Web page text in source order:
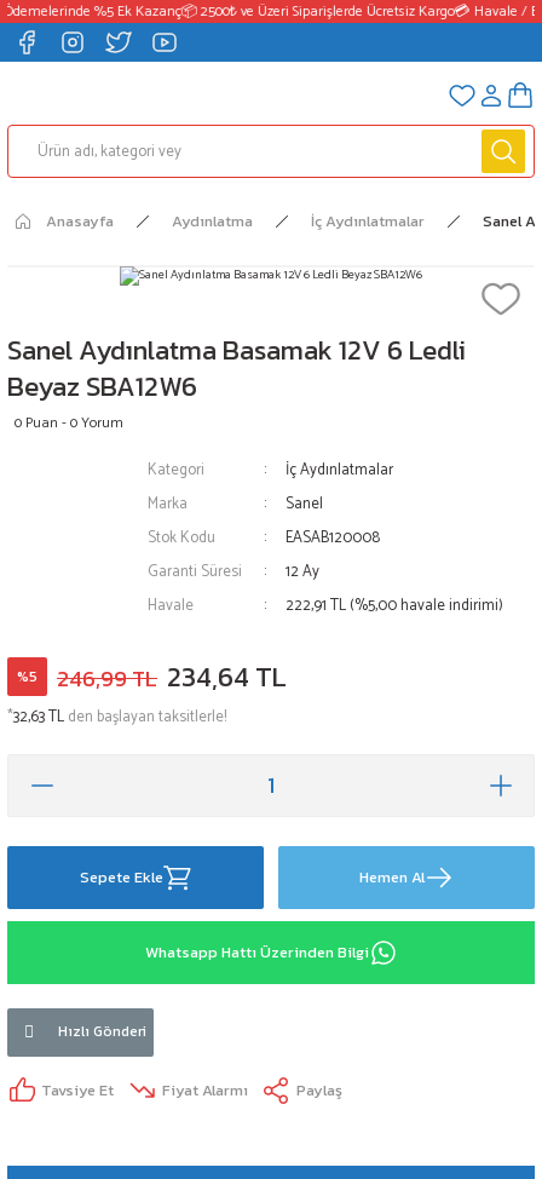
%5 Ek Kazanç📦 2500₺ ve Üzeri Siparişlerde Ücretsiz Kargo💳 Havale /
Anasayfa Aydınlatma İç Aydınlatmalar Sanel
Sanel Aydınlatma Basamak 12V 6 Ledli
Beyaz SBA12W6
0 Puan - 0 Yorum
Kategori
İç Aydınlatmalar
Marka
Sanel
Stok Kodu
EASAB120008
Garanti Süresi
12 Ay
Havale
222,91 TL (%5,00 havale indirimi)
%5 246,99 TL 234,64 TL
*32,63 TLden başlayan taksitlerle!
Sepete Ekle Hemen Al
Whatsapp Hattı Üzerinden Bilgi
Hızlı Gönderi
Tavsiye Et Fiyat Alarmı Paylaş